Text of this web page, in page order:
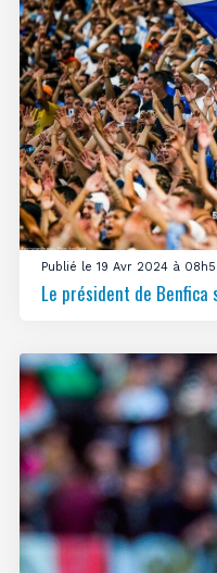
Publié le 19 Avr 2024 à
Le président de Benfica